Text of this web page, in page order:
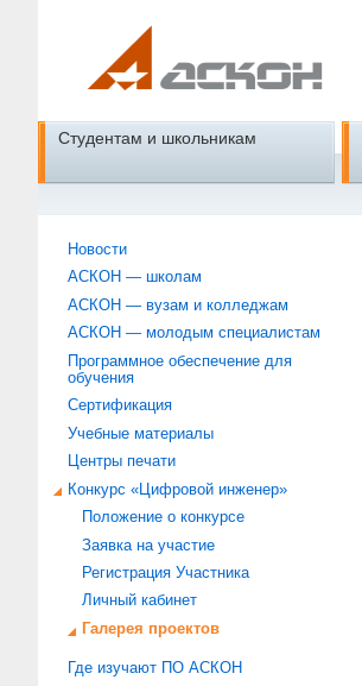
Студентам и школьникам
Новости
АСКОН — школам
АСКОН — вузам и колледжам
АСКОН — молодым специалистам
Программное обеспечение для
обучения
Сертификация
Учебные материалы
Центры печати
Конкурс «Цифровой инженер»
Положение о конкурсе
Заявка на участие
Регистрация Участника
Личный кабинет
Галерея проектов
Где изучают ПО АСКОН